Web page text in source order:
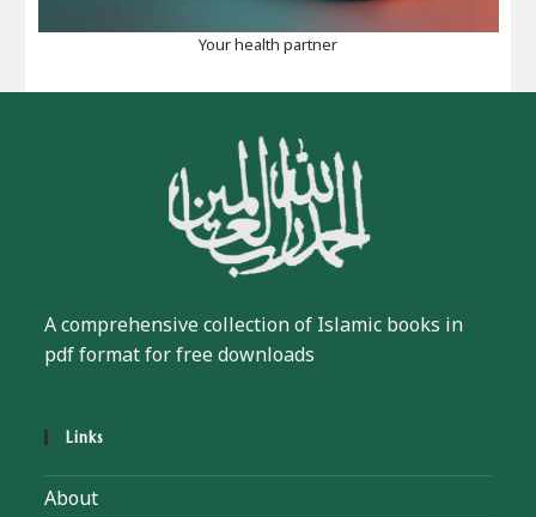
Your health partner
A comprehensive collection of Islamic books in
pdf format for free downloads
Links
About